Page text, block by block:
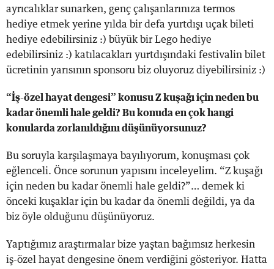
ayrıcalıklar sunarken, genç çalışanlarınıza termos
hediye etmek yerine yılda bir defa yurtdışı uçak bileti
hediye edebilirsiniz :) büyük bir Lego hediye
edebilirsiniz :) katılacakları yurtdışındaki festivalin bilet
ücretinin yarısının sponsoru biz oluyoruz diyebilirsiniz :)
“İş-özel hayat dengesi” konusu Z kuşağı için neden bu
kadar önemli hale geldi? Bu konuda en çok hangi
konularda zorlanıldığını düşünüyorsunuz?
Bu soruyla karşılaşmaya bayılıyorum, konuşması çok
eğlenceli. Önce sorunun yapısını inceleyelim. “Z kuşağı
için neden bu kadar önemli hale geldi?”… demek ki
önceki kuşaklar için bu kadar da önemli değildi, ya da
biz öyle olduğunu düşünüyoruz.
Yaptığımız araştırmalar bize yaştan bağımsız herkesin
iş-özel hayat dengesine önem verdiğini gösteriyor. Hatta